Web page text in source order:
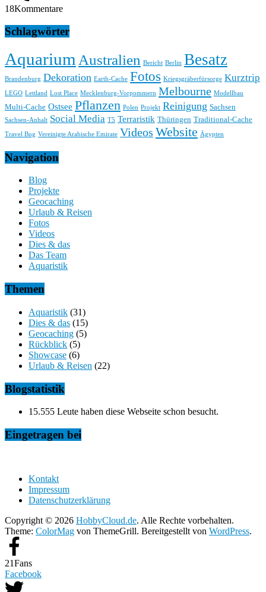
18Kommentare
Schlagwörter
Aquarium Australien Bericht Berlin Besatz
Brandenburg Dekoration Earth-Cache Fotos Kriegsgräberfürsorge Kurztrip
LEGO Lettland Lost Place Mecklenburg-Vorpommern Melbourne Modellbau
Multi-Cache Ostsee Pflanzen Polen Projekt Reinigung Sachsen
Sachsen-Anhalt Social Media T5 Terraristik Thüringen Traditional-Cache
Travel Bug Vereinigte Arabische Emirate Videos Website Ägypten
Navigation
Blog
Projekte
Geocaching
Urlaub & Reisen
Fotos
Videos
Dies & das
Das Team
Aquaristik
Themen
Aquaristik (31)
Dies & das (15)
Geocaching (5)
Rückblick (5)
Showcase (6)
Urlaub & Reisen (22)
Blogstatistik
15.555 Leute haben diese Webseite schon besucht.
Eingetragen bei
Kontakt
Impressum
Datenschutzerklärung
Copyright © 2026 HobbyCloud.de. Alle Rechte vorbehalten.
Theme: ColorMag von ThemeGrill. Bereitgestellt von WordPress.
21Fans
Facebook